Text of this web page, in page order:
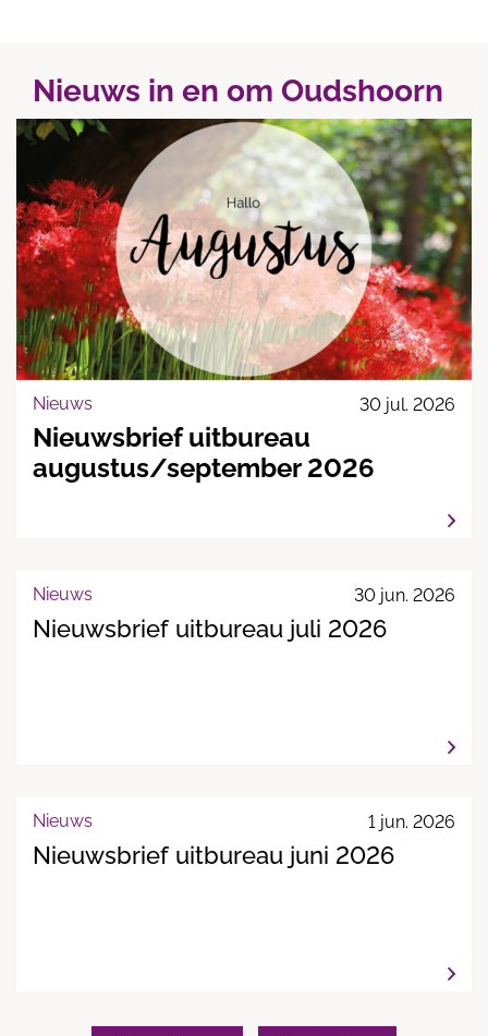
Nieuws in en om Oudshoorn
Nieuws 30 jul. 2026
Nieuwsbrief uitbureau
augustus/september 2026
Nieuws 30 jun. 2026
Nieuwsbrief uitbureau juli 2026
Nieuws 1 jun. 2026
Nieuwsbrief uitbureau juni 2026